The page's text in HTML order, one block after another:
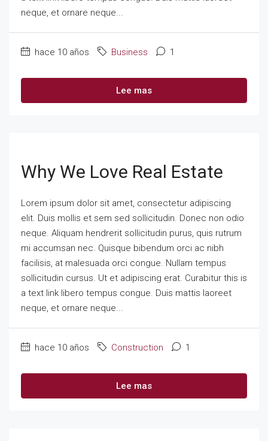
neque, et ornare neque...
hace 10 años Business 1
Lee mas
Why We Love Real Estate
Lorem ipsum dolor sit amet, consectetur adipiscing
elit. Duis mollis et sem sed sollicitudin. Donec non odio
neque. Aliquam hendrerit sollicitudin purus, quis rutrum
mi accumsan nec. Quisque bibendum orci ac nibh
facilisis, at malesuada orci congue. Nullam tempus
sollicitudin cursus. Ut et adipiscing erat. Curabitur this is
a text link libero tempus congue. Duis mattis laoreet
neque, et ornare neque...
hace 10 años Construction 1
Lee mas